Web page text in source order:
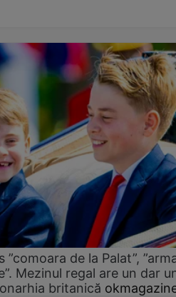
de la Palat”,
Mezinul regal are un dar
britanică